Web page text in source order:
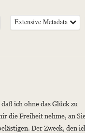
Extensive Metadata
der Technischen
ich ohne das Glück zu
die Freiheit nehme, an
Der Zweck, den